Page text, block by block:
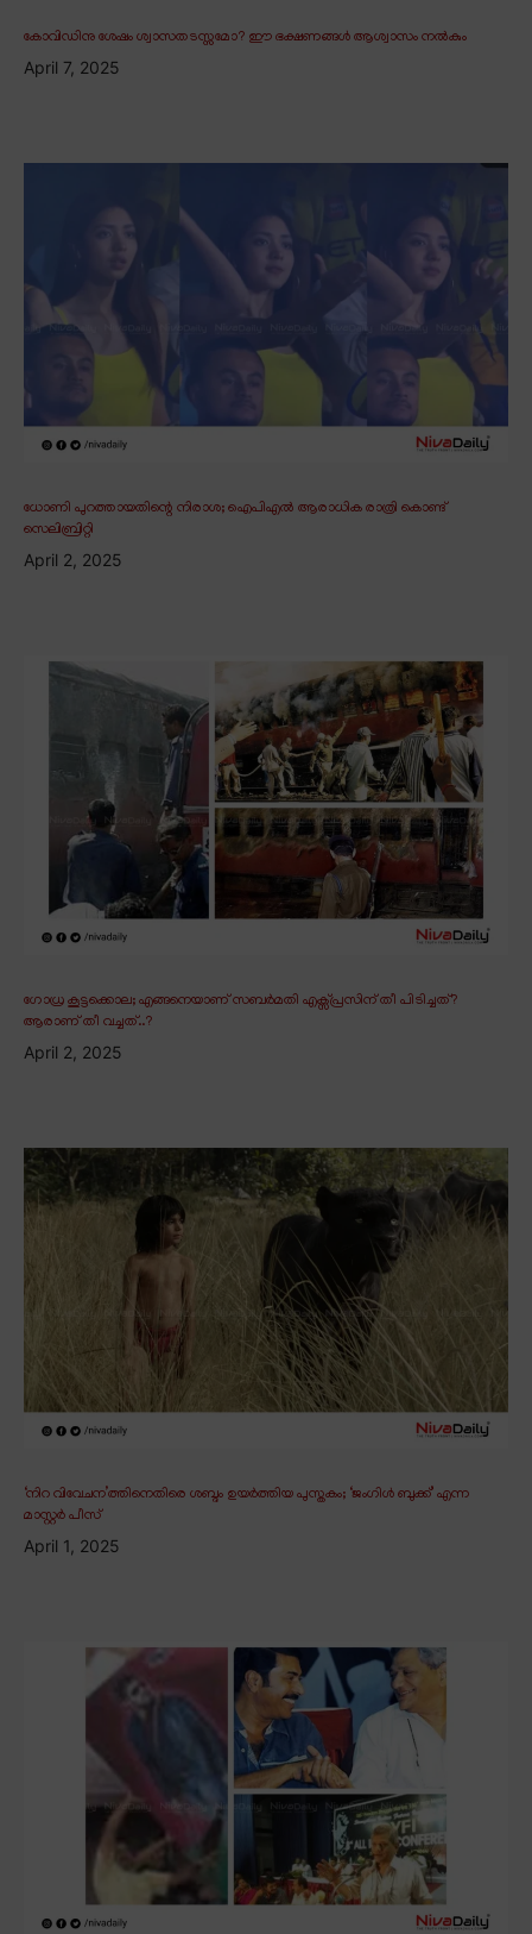
കോവിഡിനു ശേഷം ശ്വാസതടസ്സമോ? ഈ ഭക്ഷണങ്ങൾ ആശ്വാസം നൽകും
April 7, 2025
ധോണി പുറത്തായതിന്റെ നിരാശ; ഐപിഎൽ ആരാധിക രാത്രി കൊണ്ട്
സെലിബ്രിറ്റി
April 2, 2025
ഗോധ്ര കൂട്ടക്കൊല; എങ്ങനെയാണ് സബർമതി എക്സ്പ്രസിന് തീ പിടിച്ചത്?
ആരാണ് തീ വച്ചത്..?
April 2, 2025
‘നിറ വിവേചന’ത്തിനെതിരെ ശബ്ദം ഉയർത്തിയ പുസ്തകം; ‘ജംഗിൾ ബുക്ക്’ എന്ന
മാസ്റ്റർ പീസ്
April 1, 2025